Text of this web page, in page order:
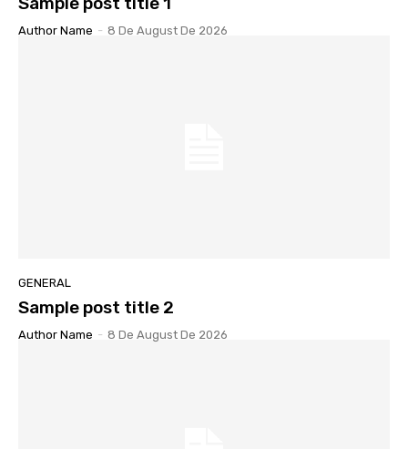
Author Name - 8 De August De 2026
GENERAL
Sample post title 2
Author Name - 8 De August De 2026